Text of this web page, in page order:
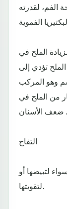
الفم، لقدرته
الملح في
تؤدي إلى
وهو المركب
من الملح في
التفاح
لتبيضها أو
لتقويتها.